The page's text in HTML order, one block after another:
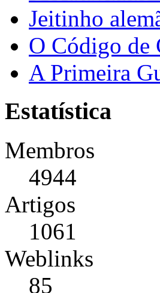
Jeitinho
O Código de
A Primeira
Estatística
Membros
4944
Artigos
1061
Weblinks
85